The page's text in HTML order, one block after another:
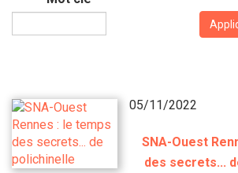
05/11/2022
SNA-Ouest
des secrets...